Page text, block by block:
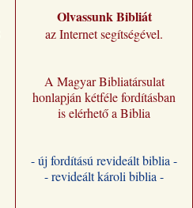
Olvassunk Bibliát
az Internet segítségével.
A Magyar Bibliatársulat
honlapján kétféle fordításban
is elérhető a Biblia
- új fordítású revideált biblia -
- revideált károli biblia -